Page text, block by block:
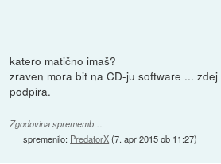
katero matično imaš?
zraven mora bit na CD-ju software ...
podpira.
Zgodovina sprememb…
spremenilo: PredatorX(7. apr 2015 ob 11:27)